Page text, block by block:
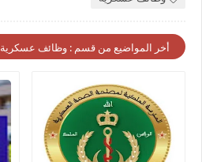
أخر المواضيع من قسم : وظائف عسكرية